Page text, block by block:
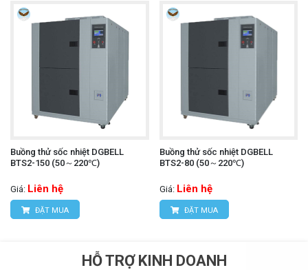
Buồng thử sốc nhiệt DGBELL
BTS2-150 (50～220℃)
Giá: Liên hệ
ĐẶT MUA
Buồng thử sốc nhiệt DGBELL
BTS2-80 (50～220℃)
Giá: Liên hệ
ĐẶT MUA
HỖ TRỢ KINH DOANH